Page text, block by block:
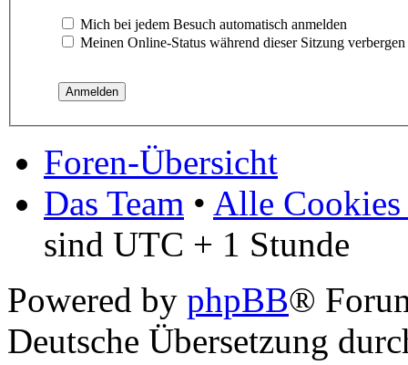
Mich bei jedem Besuch automatisch anmelden
Meinen Online-Status während dieser Sitzung verbergen
Foren-Übersicht
Das Team • Alle Cookies
sind UTC + 1 Stunde
Powered by phpBB®
Deutsche Übersetzung